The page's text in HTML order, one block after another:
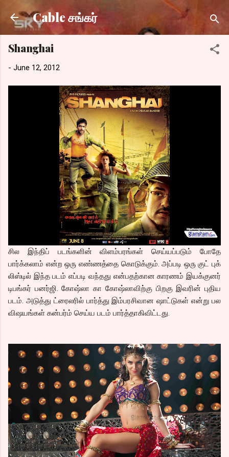
Skip to main content
Cable சங்கர்
Shanghai
- June 12, 2012
சில இந்திப் படங்களின் விளம்பரங்கள் செய்யப்படும் போதே
பார்க்கலாம் என்ற ஒரு எண்ணத்தை கொடுக்கும். அப்படி ஒரு குட் புக்
லிஸ்டில் இந்த படம் எப்படி வந்தது என்பதற்கான காரணம் இயக்குனர்
டிபங்கர் பனர்ஜி. கோஷ்லா கா கோஷ்லாவிற்கு பிறகு இவரின் புதிய
படம். அடுத்து ட்ரைலரில் பார்த்து இம்பரசிவான ஷாட்டுகள் என்று பல
விஷயங்கள் கன்பர்ம் செய்ய படம் பார்த்தாகிவிட்டது.